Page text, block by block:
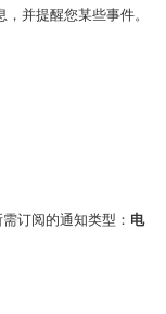
并提醒您某些事件。
订阅的通知类型： 电